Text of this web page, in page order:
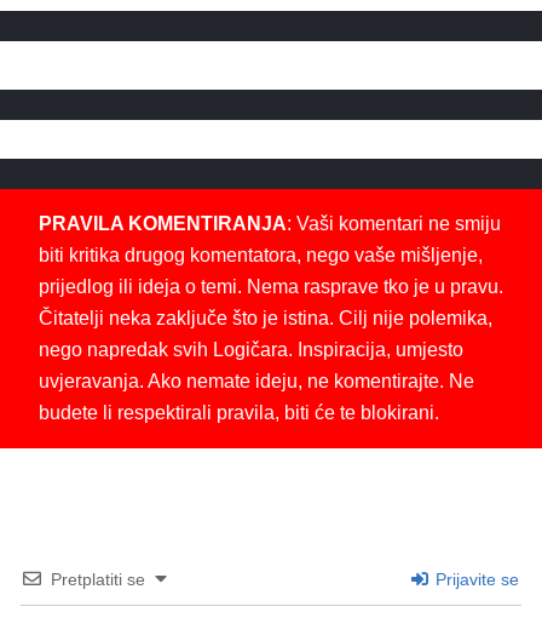
PRAVILA KOMENTIRANJA: Vaši komentari ne smiju
biti kritika drugog komentatora, nego vaše mišljenje,
prijedlog ili ideja o temi. Nema rasprave tko je u pravu.
Čitatelji neka zaključe što je istina. Cilj nije polemika,
nego napredak svih Logičara. Inspiracija, umjesto
uvjeravanja. Ako nemate ideju, ne komentirajte. Ne
budete li respektirali pravila, biti će te blokirani.
Pretplatiti se Prijavite se